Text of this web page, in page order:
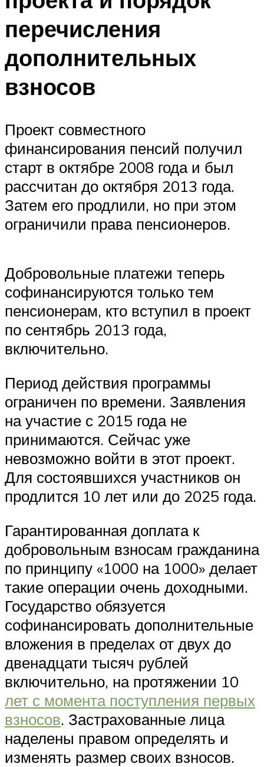
перечисления
дополнительных
взносов
Проект совместного
финансирования пенсий получил
старт в октябре 2008 года и был
рассчитан до октября 2013 года.
Затем его продлили, но при этом
ограничили права пенсионеров.
Добровольные платежи теперь
софинансируются только тем
пенсионерам, кто вступил в проект
по сентябрь 2013 года,
включительно.
Период действия программы
ограничен по времени. Заявления
на участие с 2015 года не
принимаются. Сейчас уже
невозможно войти в этот проект.
Для состоявшихся участников он
продлится 10 лет или до 2025 года.
Гарантированная доплата к
добровольным взносам гражданина
по принципу «1000 на 1000» делает
такие операции очень доходными.
Государство обязуется
софинансировать дополнительные
вложения в пределах от двух до
двенадцати тысяч рублей
включительно, на протяжении 10
лет с момента поступления первых
взносов. Застрахованные лица
наделены правом определять и
изменять размер своих взносов.